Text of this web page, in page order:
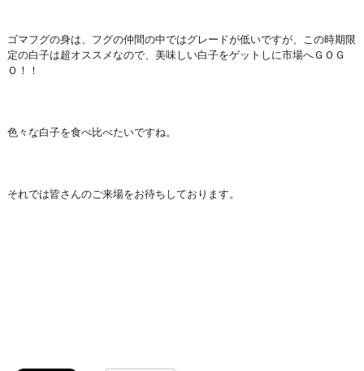
ゴマフグの身は、フグの仲間の中ではグレードが低いですが、この時期限
定の白子は超オススメなので、美味しい白子をゲットしに市場へＧＯＧ
Ｏ！！
色々な白子を食べ比べたいですね。
それでは皆さんのご来場をお待ちしております。